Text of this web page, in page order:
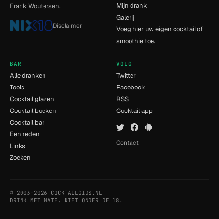
Frank Woutersen.
Disclaimer
Mijn drank
Galerij
Voeg hier uw eigen cocktail of
smoothie toe.
BAR
Alle dranken
Tools
Cocktail glazen
Cocktail boeken
Cocktail bar
Eenheden
Links
Zoeken
VOLG
Twitter
Facebook
RSS
Cocktail app
Contact
© 2003–2026 COCKTAILGIDS.NL
DRINK MET MATE. NIET ONDER DE 18.